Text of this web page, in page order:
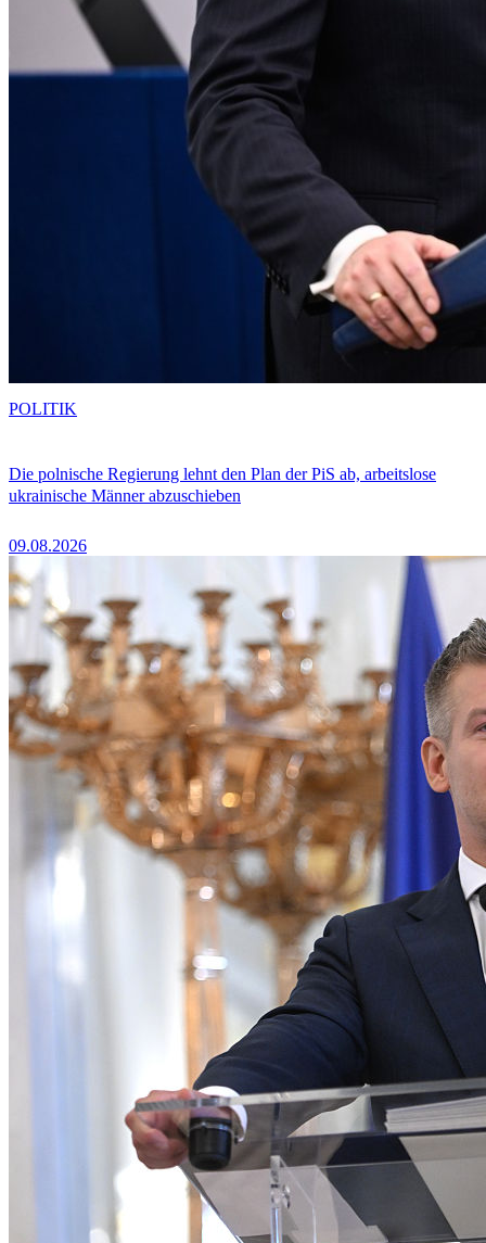
Die polnische Regierung lehnt den Plan der PiS ab, arbeitslose
ukrainische Männer abzuschieben
09.08.2026
POLITIK